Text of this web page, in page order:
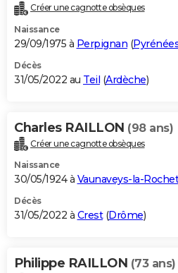
Créer une cagnotte obsèques
Naissance
29/09/1975 à Perpignan (
Décès
31/05/2022 au Teil (Ardèche)
Charles RAILLON (98 ans)
Créer une cagnotte obsèques
Naissance
30/05/1924 à Vaunaveys-la-
Décès
31/05/2022 à Crest(Drôme)
Philippe RAILLON (73 ans)